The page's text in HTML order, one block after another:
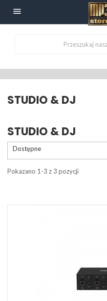

STUDIO & DJ
STUDIO & DJ
Dostępne
Pokazano 1-3 z 3 pozycji